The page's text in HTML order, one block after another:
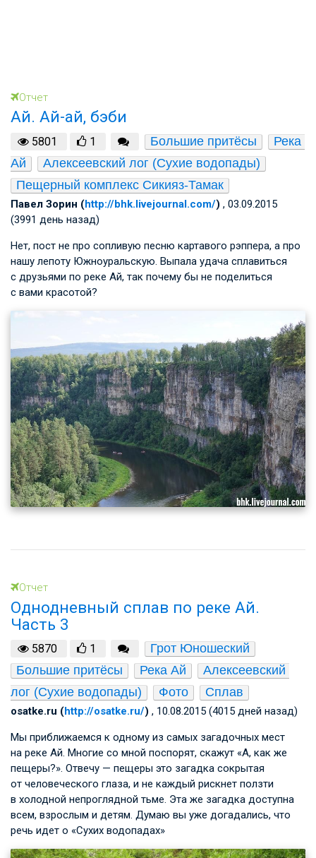
Отчет
Ай. Ай-ай, бэби
5801 1 Большие притёсы
Река
Ай
Алексеевский лог (Сухие водопады)
Пещерный комплекс Сикияз-Тамак
Павел Зорин (http://bhk.livejournal.com/) , 03.09.2015
(3991 день назад)
Нет, пост не про сопливую песню картавого рэппера, а про
нашу лепоту Южноуральскую. Выпала удача сплавиться
с друзьями по реке Ай, так почему бы не поделиться
с вами красотой?
Отчет
Однодневный сплав по реке Ай.
Часть 3
5870 1
Грот Юношеский
Большие притёсы
Река Ай
Алексеевский
лог (Сухие водопады)
Фото Сплав
osatke.ru (http://osatke.ru/) , 10.08.2015 (4015 дней назад)
Мы приближаемся к одному из самых загадочных мест
на реке Ай. Многие со мной поспорят, скажут «А, как же
пещеры?». Отвечу — пещеры это загадка сокрытая
от человеческого глаза, и не каждый рискнет ползти
в холодной непроглядной тьме. Эта же загадка доступна
всем, взрослым и детям. Думаю вы уже догадались, что
речь идет о «Сухих водопадах»